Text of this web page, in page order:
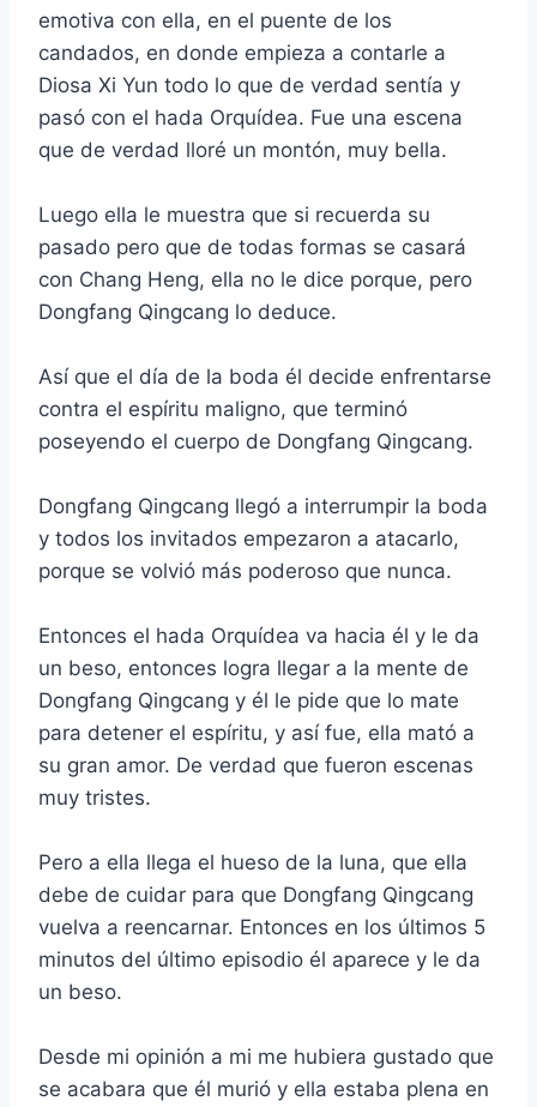
emotiva con ella, en el puente de los
candados, en donde empieza a contarle a
Diosa Xi Yun todo lo que de verdad sentía y
pasó con el hada Orquídea. Fue una escena
que de verdad lloré un montón, muy bella.
Luego ella le muestra que si recuerda su
pasado pero que de todas formas se casará
con Chang Heng, ella no le dice porque, pero
Dongfang Qingcang lo deduce.
Así que el día de la boda él decide enfrentarse
contra el espíritu maligno, que terminó
poseyendo el cuerpo de Dongfang Qingcang.
Dongfang Qingcang llegó a interrumpir la boda
y todos los invitados empezaron a atacarlo,
porque se volvió más poderoso que nunca.
Entonces el hada Orquídea va hacia él y le da
un beso, entonces logra llegar a la mente de
Dongfang Qingcang y él le pide que lo mate
para detener el espíritu, y así fue, ella mató a
su gran amor. De verdad que fueron escenas
muy tristes.
Pero a ella llega el hueso de la luna, que ella
debe de cuidar para que Dongfang Qingcang
vuelva a reencarnar. Entonces en los últimos 5
minutos del último episodio él aparece y le da
un beso.
Desde mi opinión a mi me hubiera gustado que
se acabara que él murió y ella estaba plena en